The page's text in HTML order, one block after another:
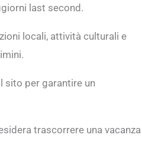
last second.
locali, attività culturali e
sito per garantire un
trascorrere una vacanza